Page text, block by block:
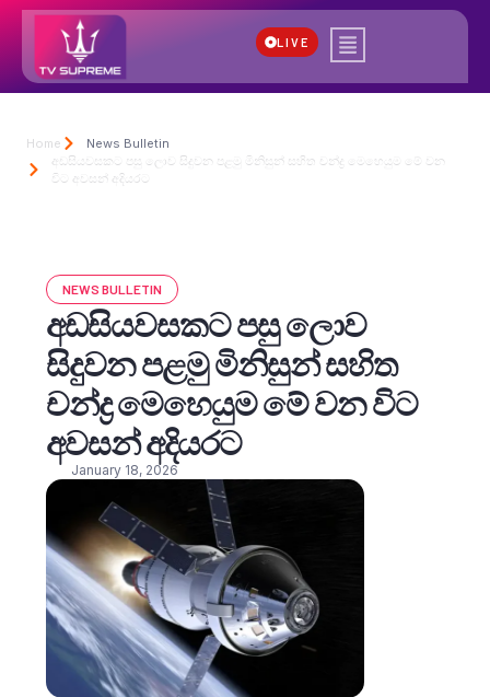
LIVE
Home
News Bulletin
අඩසියවසකට පසු ලොව සිදුවන පළමු මිනිසුන් සහිත චන්ද්‍ර මෙහෙයුම මේ වන
විට අවසන් අදියරට
NEWS BULLETIN
අඩසියවසකට පසු ලොව
සිදුවන පළමු මිනිසුන් සහිත
චන්ද්‍ර මෙහෙයුම මේ වන විට
අවසන් අදියරට
January 18, 2026